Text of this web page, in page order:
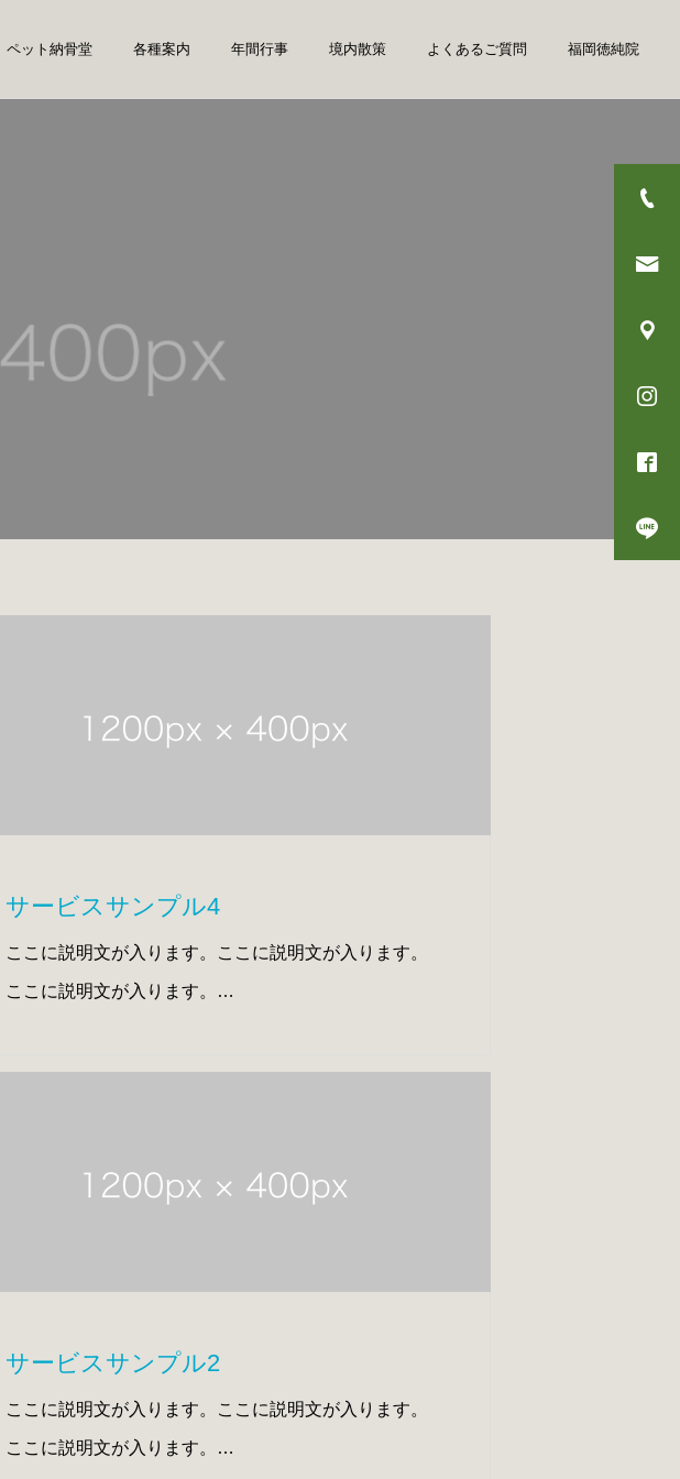
ペット納骨堂 各種案内 年間行事 境内散策 よくあるご質問 福岡徳純院
サービスサンプル4
ここに説明文が入ります。ここに説明文が入ります。
ここに説明文が入ります。
サービスサンプル2
ここに説明文が入ります。ここに説明文が入ります。
ここに説明文が入ります。